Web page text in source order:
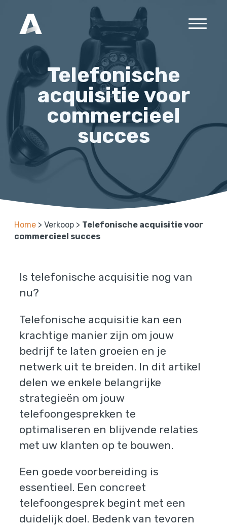
Telefonische
acquisitie voor
commercieel
succes
Home >Verkoop > Telefonische acquisitie voor
commercieel succes
Is telefonische acquisitie nog van
nu?
Telefonische acquisitie kan een
krachtige manier zijn om jouw
bedrijf te laten groeien en je
netwerk uit te breiden. In dit artikel
delen we enkele belangrijke
strategieën om jouw
telefoongesprekken te
optimaliseren en blijvende relaties
met uw klanten op te bouwen.
Een goede voorbereiding is
essentieel. Een concreet
telefoongesprek begint met een
duidelijk doel. Bedenk van tevoren